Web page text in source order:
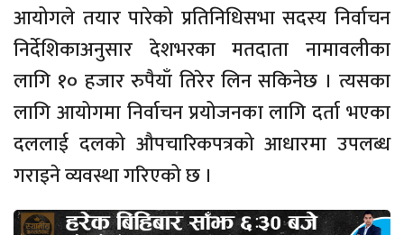
आयोगले तयार पारेको प्रतिनिधिसभा सदस्य निर्वाचन
निर्देशिकाअनुसार देशभरका मतदाता नामावलीका
लागि १० हजार रुपैयाँ तिरेर लिन सकिनेछ । त्यसका
लागि आयोगमा निर्वाचन प्रयोजनका लागि दर्ता भएका
दललाई दलको औपचारिकपत्रको आधारमा उपलब्ध
गराइने व्यवस्था गरिएको छ ।